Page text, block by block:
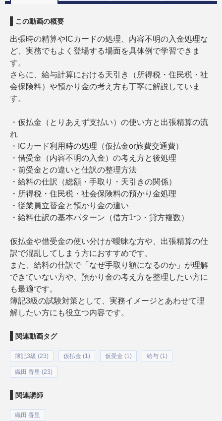
この動画の概要
出張時の精算やICカードの処理、内容不明の入金処理な
ど、実務でもよく登場する場面を具体例で学習できま
す。
さらに、給与計算における天引き（所得税・住民税・社
会保険料）や預かり金の考え方も丁寧に解説していま
す。
・仮払金（とりあえず支払い）の使い方と出張精算の流
れ
・ICカード利用時の処理（仮払金or旅費交通費）
・借受金（内容不明の入金）の考え方と後処理
・前受金との違いと仕訳の整理方法
・給料の仕訳（総額・手取り・天引きの関係）
・所得税・住民税・社会保険料の預かり金処理
・従業員立替金と預かり金の違い
・給料仕訳の基本パターン（借方1つ・貸方複数）
仮払金や借受金の使い分けが曖昧な方や、出張精算の仕
訳で混乱してしまう方におすすめです。
また、給料の仕訳で「なぜ手取り額になるのか」が理解
できていない方や、預かり金の考え方を整理したい方に
も最適です。
簿記3級の試験対策として、実務イメージとあわせて理
解したい方にも役立つ内容です。
関連動画タグ
簿記3級 (23) 仮払金 (1) 仮受金 (1) 給与 (1)
織田 香里 (23)
関連講師
織田 香里